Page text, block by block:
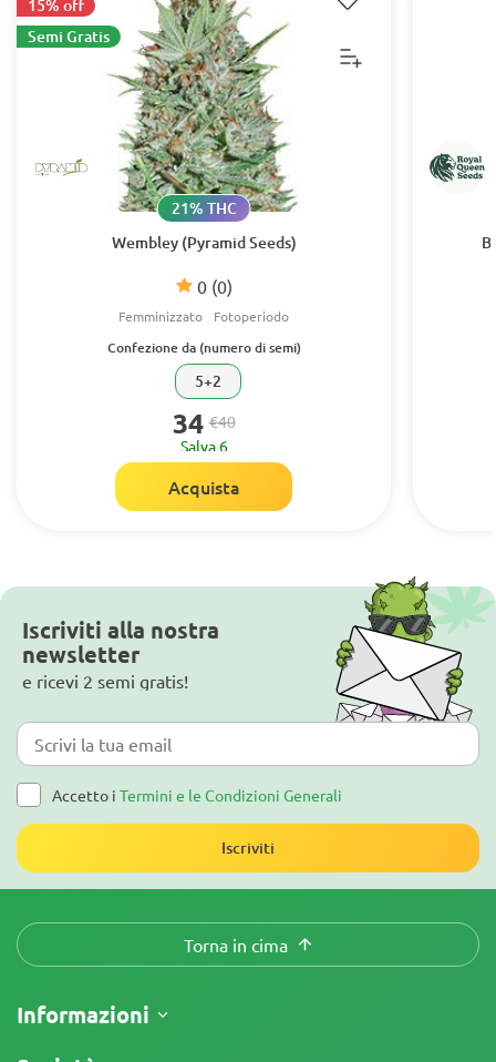
Wembley (Pyramid Seeds)
0 (0)
21% THC
Femminizzato Fotoperiodo
15% off
Semi Gratis
Confezione da (numero di semi)
5+2
34 €40
Salva 6
Acquista
Iscriviti alla nostra
newsletter
e ricevi 2 semi gratis!
Accetto i Termini e le Condizioni Generali
Iscriviti
Torna in cima
Informazioni